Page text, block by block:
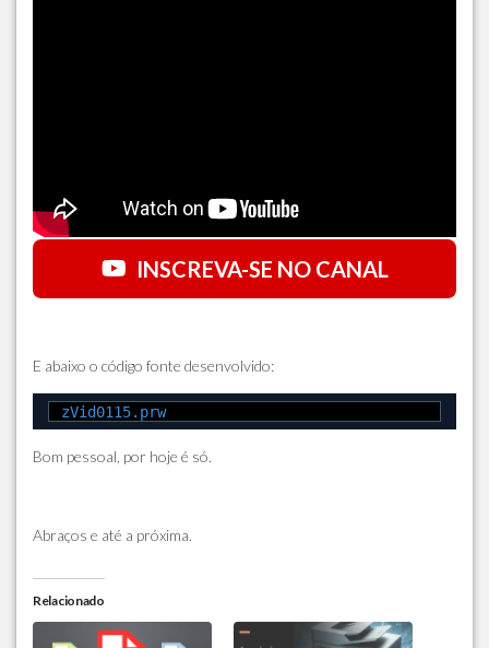
INSCREVA-SE NO CANAL
E abaixo o código fonte desenvolvido:
zVid0115.prw
Bom pessoal, por hoje é só.
Abraços e até a próxima.
Relacionado